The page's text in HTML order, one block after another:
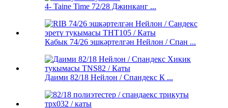
4- Taine Time 72/28 Джинканг ...
Кабык 74/26 эшкәртелгән Нейлон / Спан ...
Даими 82/18 Нейлон / Спандекс К ...